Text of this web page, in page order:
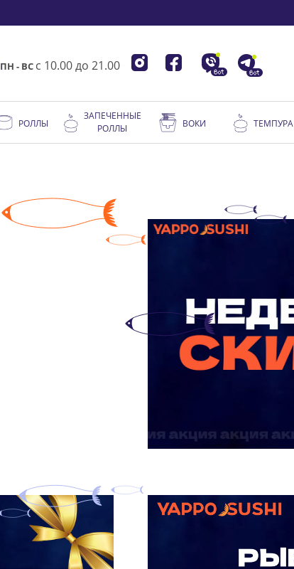
ПН - ВС с 10.00 до 21.00
РОЛЛЫ
ЗАПЕЧЕННЫЕ
РОЛЛЫ
ВОКИ ТЕМПУРА